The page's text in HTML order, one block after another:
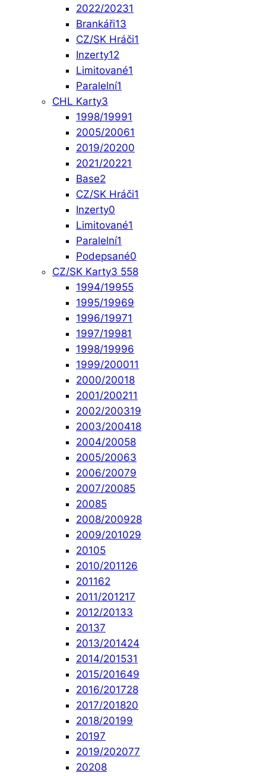
2022/20231
Brankáři13
CZ/SK Hráči1
Inzerty12
Limitované1
Paralelní1
CHL Karty3
1998/19991
2005/20061
2019/20200
2021/20221
Base2
CZ/SK Hráči1
Inzerty0
Limitované1
Paralelní1
Podepsané0
CZ/SK Karty3 558
1994/19955
1995/19969
1996/19971
1997/19981
1998/19996
1999/200011
2000/20018
2001/200211
2002/200319
2003/200418
2004/20058
2005/20063
2006/20079
2007/20085
20085
2008/200928
2009/201029
20105
2010/201126
201162
2011/201217
2012/20133
20137
2013/201424
2014/201531
2015/201649
2016/201728
2017/201820
2018/20199
20197
2019/202077
20208